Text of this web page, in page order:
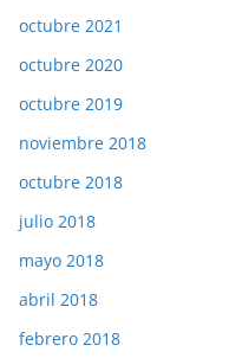
octubre 2021
octubre 2020
octubre 2019
noviembre 2018
octubre 2018
julio 2018
mayo 2018
abril 2018
febrero 2018